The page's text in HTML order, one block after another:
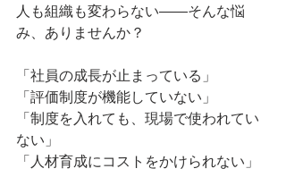
人も組織も変わらない――そんな悩
み、ありませんか？
「社員の成長が止まっている」
「評価制度が機能していない」
「制度を入れても、現場で使われてい
ない」
「人材育成にコストをかけられない」